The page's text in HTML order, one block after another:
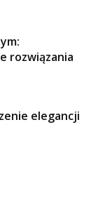
rozwiązania
elegancji